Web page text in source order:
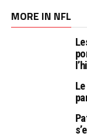
MORE IN NFL